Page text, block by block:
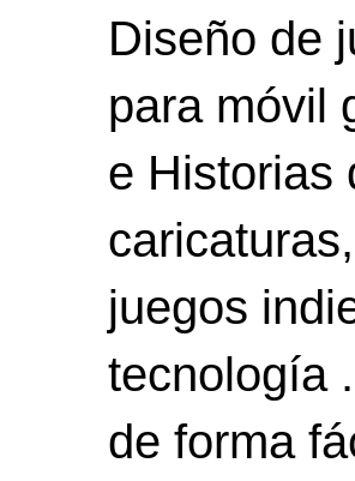
Diseño de
para móvil
e Historias
juegos
tecnología
de forma